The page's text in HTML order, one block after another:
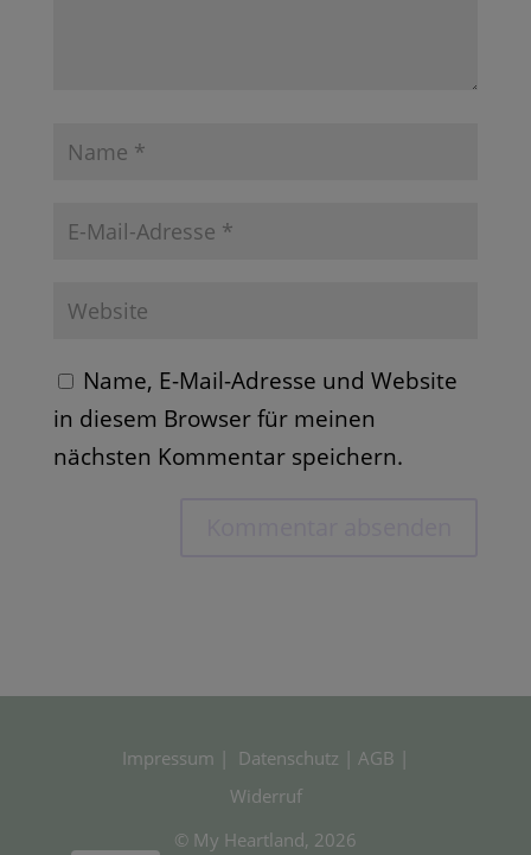
Name, E-Mail-Adresse und Website
in diesem Browser für meinen
nächsten Kommentar speichern.
Impressum | Datenschutz | AGB |
Widerruf
© My Heartland, 2026